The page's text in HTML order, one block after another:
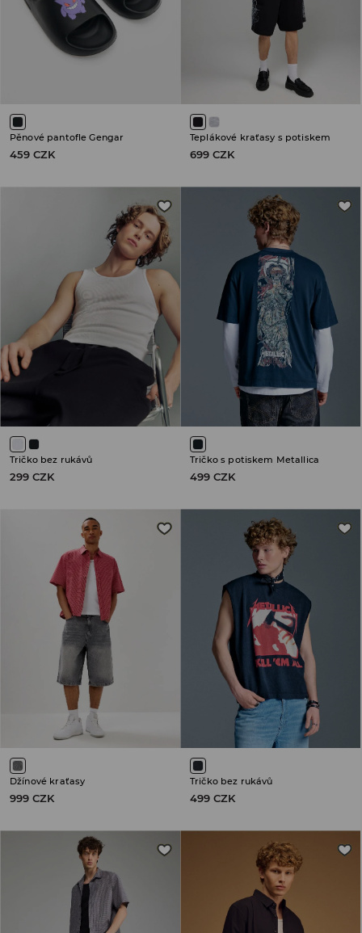
Pěnové pantofle Gengar
459 CZK
Teplákové kraťasy s potiskem
699 CZK
Tričko bez rukávů
299 CZK
Tričko s potiskem Metallica
499 CZK
Džínové kraťasy
999 CZK
Tričko bez rukávů
499 CZK